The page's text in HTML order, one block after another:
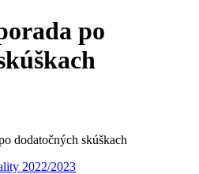
po
dodatočných skúškach
2022/2023